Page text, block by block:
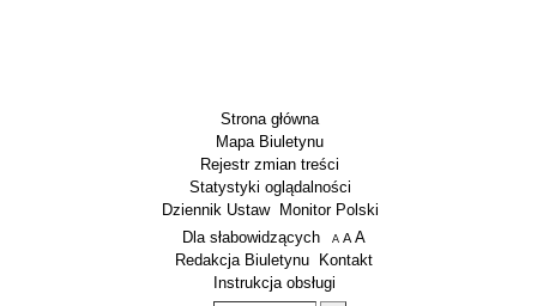
Strona główna
Mapa Biuletynu
Rejestr zmian treści
Statystyki oglądalności
Dziennik Ustaw
Monitor Polski
Menu dodatkowe
Dla słabowidzących A pomniejsz czcionkę
A standardowy rozmiar czcionki
A
Redakcja Biuletynu
Kontakt
Instrukcja obsługi